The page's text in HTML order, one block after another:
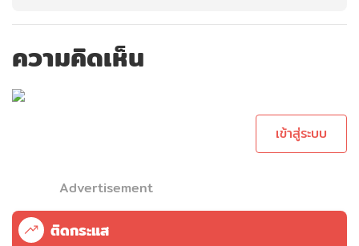
ความคิดเห็นกรุณาเข้าสู่ระบบ
เข้าสู่ระบบ
Advertisement
ติดกระแส